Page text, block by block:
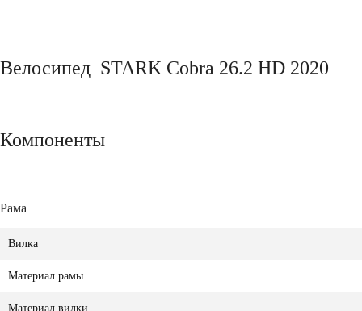
Велосипед STARK Cobra 26.2 HD 2020
Компоненты
Рама
Вилка
Материал рамы
Материал вилки